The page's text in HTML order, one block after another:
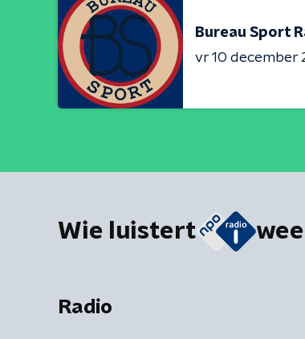
Bureau Sport
vr 10 december
Wie luistert
Radio